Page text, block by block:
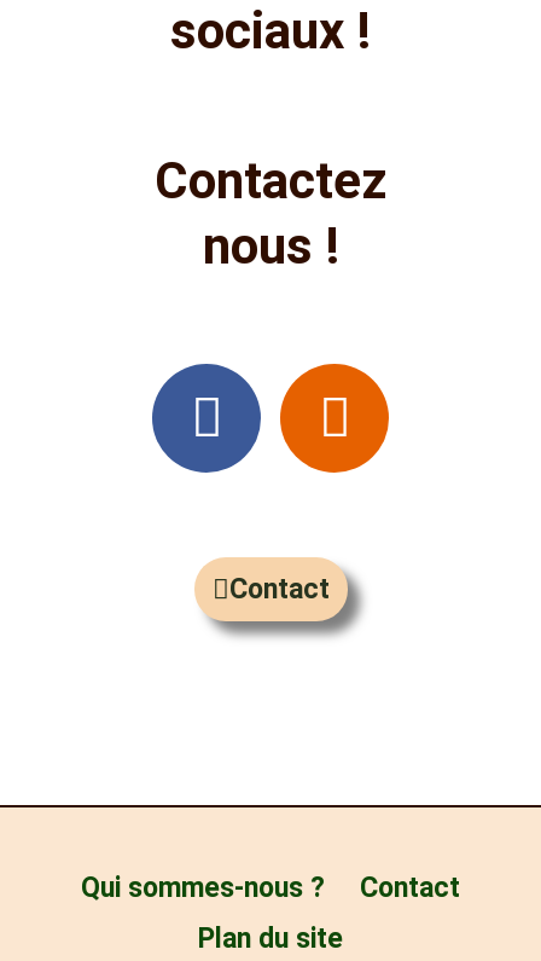
sociaux !
Contactez
nous !
F
a
c
b
o
E
n
v
l
o
Contact
Qui sommes-nous ?
Contact
Plan du site